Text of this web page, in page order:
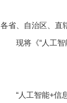
各省、自治区、直
现将《“人工智
“人工智能+信息